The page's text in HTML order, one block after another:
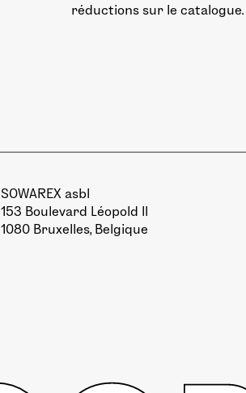
réductions sur le catalogue.
SOWAREX asbl
153 Boulevard Léopold II
1080 Bruxelles, Belgique